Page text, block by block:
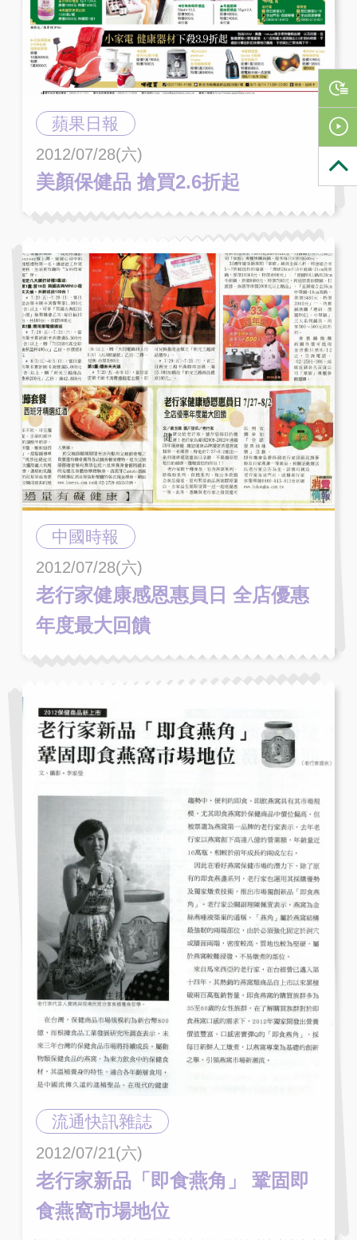
蘋果日報
2012/07/28(六)
美顏保健品 搶買2.6折起
中國時報
2012/07/28(六)
老行家健康感恩惠員日 全店優惠
年度最大回饋
流通快訊雜誌
2012/07/21(六)
老行家新品「即食燕角」 鞏固即
食燕窩市場地位